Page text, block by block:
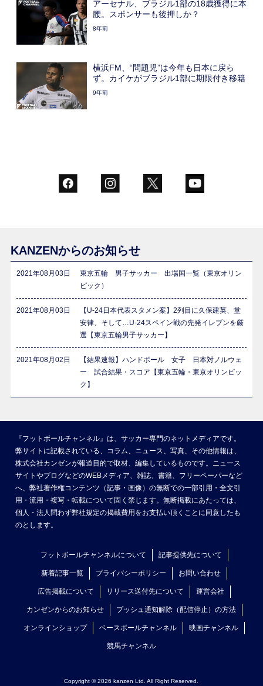
アーセナル、ブラジル1部の18歳獲得に本
腰。スポンサーも後押しか？
8年前
横浜FM、“問題児”は今年も日本に戻ら
ず。カイケがブラジル1部に期限付き移籍
9年前
KANZENからのお知らせ
2021年08月03日
東京五輪 男子サッカー 出場国一覧（東京オリン
ピック）
2021年08月03日
【U-24日本代表スタメン案】2列目に久保建英、堂
安律、そして…U-24スペイン戦の先発イレブンを厳
選【東京五輪男子サッカー】
2021年08月02日
【結果速報】ハンドボール 女子 日本対ノルウェ
ー 試合結果・スコア【東京五輪・東京オリンピッ
ク】
『フットボールチャンネル』は、サッカー専門のネットメディアです。
弊サイトに記載されている、コラム、ニュース、写真、その他情報は、
株式会社カンゼンが報道目的で取材、編集しているものです。ニュース
サイトやブログなどのWEBメディア、雑誌、書籍、フリーペーパーなど
へ、弊社著作権コンテンツ（記事・画像）の無断での一部引用・全文引
用・流用・複写・転載について固く禁じます。無断掲載にあたっては、
個人・法人問わず弊社規定の掲載費用をお支払い頂くことに同意したも
のとします。
フットボールチャンネルについて 記事提供先について
新着記事一覧 プライバシーポリシー お問い合わせ
広告掲載について リリース送付先について 運営会社
カンゼンからのお知らせ プッシュ通知解除（配信停止）の方法
オンラインショップ ベースボールチャンネル 映画チャンネル
競馬チャンネル
Copyright © 2026 kanzen Ltd. All Right Reserved.